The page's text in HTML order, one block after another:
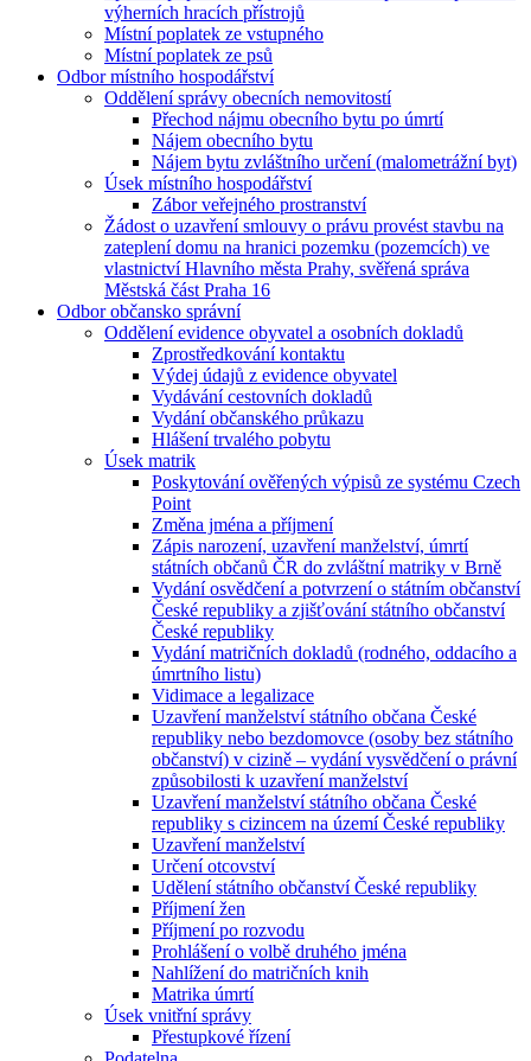
výherních hracích přístrojů
Místní poplatek ze vstupného
Místní poplatek ze psů
Odbor místního hospodářství
Oddělení správy obecních nemovitostí
Přechod nájmu obecního bytu po úmrtí
Nájem obecního bytu
Nájem bytu zvláštního určení (malometrážní byt)
Úsek místního hospodářství
Zábor veřejného prostranství
Žádost o uzavření smlouvy o právu provést stavbu na
zateplení domu na hranici pozemku (pozemcích) ve
vlastnictví Hlavního města Prahy, svěřená správa
Městská část Praha 16
Odbor občansko správní
Oddělení evidence obyvatel a osobních dokladů
Zprostředkování kontaktu
Výdej údajů z evidence obyvatel
Vydávání cestovních dokladů
Vydání občanského průkazu
Hlášení trvalého pobytu
Úsek matrik
Poskytování ověřených výpisů ze systému Czech
Point
Změna jména a příjmení
Zápis narození, uzavření manželství, úmrtí
státních občanů ČR do zvláštní matriky v Brně
Vydání osvědčení a potvrzení o státním občanství
České republiky a zjišťování státního občanství
České republiky
Vydání matričních dokladů (rodného, oddacího a
úmrtního listu)
Vidimace a legalizace
Uzavření manželství státního občana České
republiky nebo bezdomovce (osoby bez státního
občanství) v cizině – vydání vysvědčení o právní
způsobilosti k uzavření manželství
Uzavření manželství státního občana České
republiky s cizincem na území České republiky
Uzavření manželství
Určení otcovství
Udělení státního občanství České republiky
Příjmení žen
Příjmení po rozvodu
Prohlášení o volbě druhého jména
Nahlížení do matričních knih
Matrika úmrtí
Úsek vnitřní správy
Přestupkové řízení